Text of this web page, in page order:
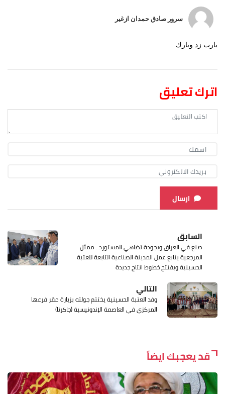
سرور صادق حمدان ازغير
يارب زد وبارك
اترك تعليق
ارسال
السابق
صنع في العراق وبجودة تضاهي المستورد.. ممثل
المرجعية يتابع عمل المدينة الصناعية التابعة للعتبة
الحسينية ويفتتح خطوط انتاج جديدة
التالي
وفد العتبة الحسينية يختتم جولته بزيارة مقر فرعها
المركزي في العاصمة الإندونيسية (جاكرتا)
قد يعجبك ايضاً